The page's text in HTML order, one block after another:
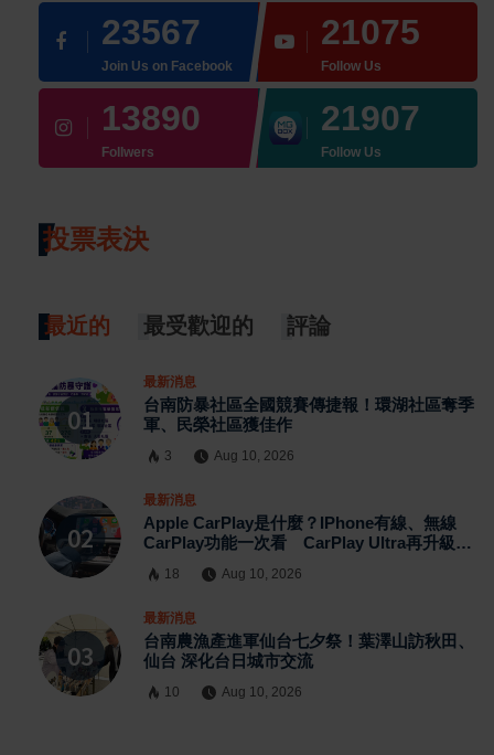
23567
Join Us on Facebook
21075
Follow Us
13890
Follwers
21907
Follow Us
投票表決
最近的 最受歡迎的 評論
最新消息
台南防暴社區全國競賽傳捷報！環湖社區奪季
軍、民榮社區獲佳作
3 Aug 10, 2026
最新消息
Apple CarPlay是什麼？iPhone有線、無線
CarPlay功能一次看 CarPlay Ultra再升級車
18 Aug 10, 2026
最新消息
台南農漁產進軍仙台七夕祭！葉澤山訪秋田、
仙台 深化台日城市交流
10 Aug 10, 2026